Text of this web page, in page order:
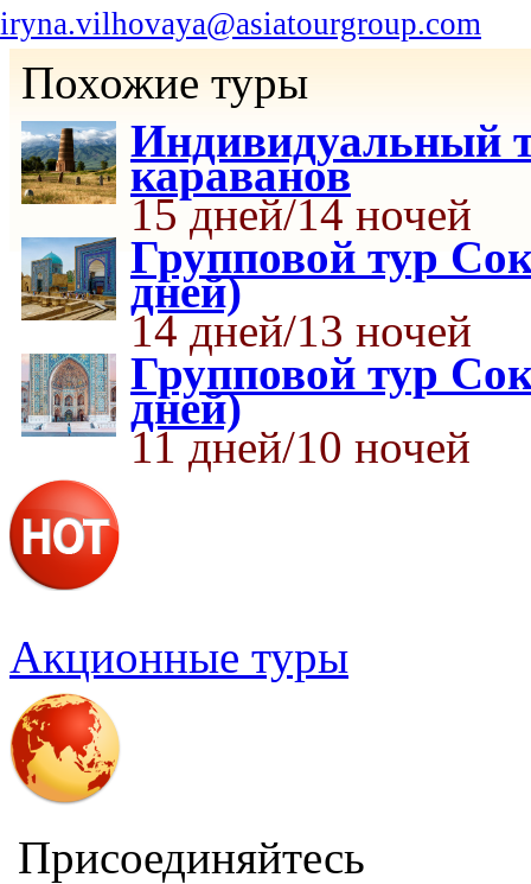
iryna.vilhovaya@asiatourgroup.com
Похожие туры
Индивидуальный
караванов
15 дней/14 ночей
Групповой тур
дней)
14 дней/13 ночей
Групповой тур
дней)
11 дней/10 ночей
Акционные туры
Присоединяйтесь